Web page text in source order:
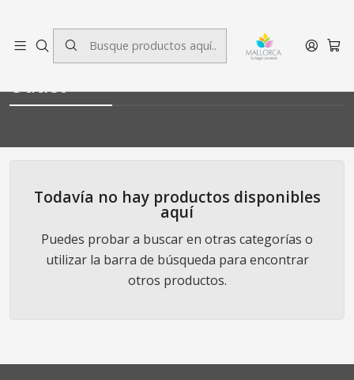
Inicio Decoración Outlet
Outlet
Todavía no hay productos disponibles
aquí
Puedes probar a buscar en otras categorías o
utilizar la barra de búsqueda para encontrar
otros productos.